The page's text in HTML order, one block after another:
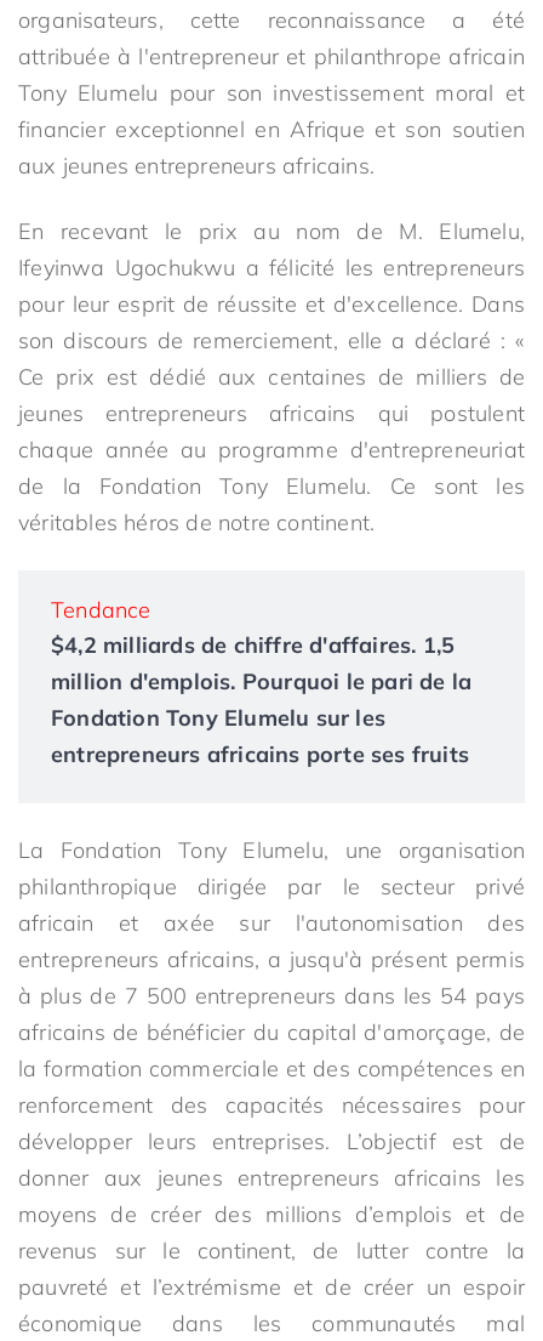
organisateurs, cette reconnaissance a été
attribuée à l'entrepreneur et philanthrope africain
Tony Elumelu pour son investissement moral et
financier exceptionnel en Afrique et son soutien
aux jeunes entrepreneurs africains.
En recevant le prix au nom de M. Elumelu,
Ifeyinwa Ugochukwu a félicité les entrepreneurs
pour leur esprit de réussite et d'excellence. Dans
son discours de remerciement, elle a déclaré : «
Ce prix est dédié aux centaines de milliers de
jeunes entrepreneurs africains qui postulent
chaque année au programme d'entrepreneuriat
de la Fondation Tony Elumelu. Ce sont les
véritables héros de notre continent.
Tendance
$4,2 milliards de chiffre d'affaires. 1,5
million d'emplois. Pourquoi le pari de la
Fondation Tony Elumelu sur les
entrepreneurs africains porte ses fruits
La Fondation Tony Elumelu, une organisation
philanthropique dirigée par le secteur privé
africain et axée sur l'autonomisation des
entrepreneurs africains, a jusqu'à présent permis
à plus de 7 500 entrepreneurs dans les 54 pays
africains de bénéficier du capital d'amorçage, de
la formation commerciale et des compétences en
renforcement des capacités nécessaires pour
développer leurs entreprises. L’objectif est de
donner aux jeunes entrepreneurs africains les
moyens de créer des millions d’emplois et de
revenus sur le continent, de lutter contre la
pauvreté et l’extrémisme et de créer un espoir
économique dans les communautés mal